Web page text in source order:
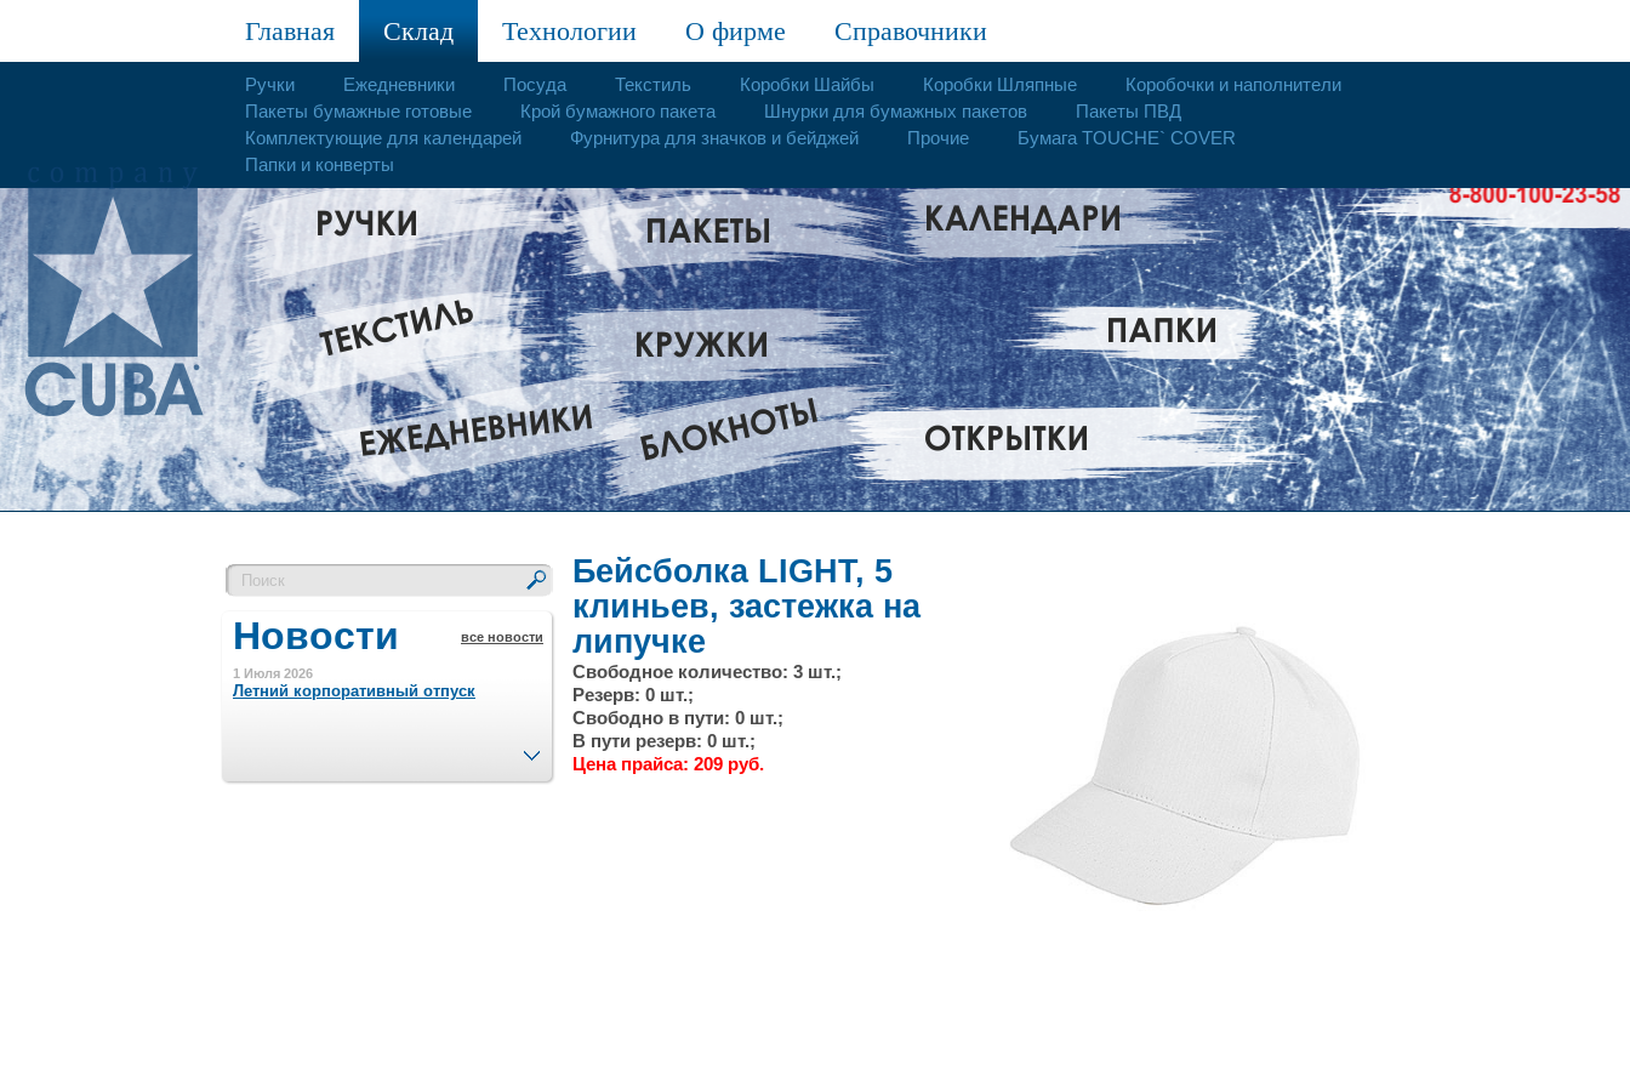
Главная Склад Технологии О фирме Справочники
Ручки Ежедневники Посуда Текстиль Коробки Шайбы Коробки Шляпные
Коробочки и наполнители
Пакеты бумажные готовые
Крой бумажного пакета Шнурки для бумажных пакетов
Пакеты ПВД
Комплектующие для календарей
Фурнитура для значков и бейджей Прочие
Бумага TOUCHE` COVER
Папки и конверты
Новости все новости
1 Июля 2026
Летний корпоративный отпуск
Минимальная сумма заказа 5000 р.
След.
Бейсболка LIGHT, 5
клиньев, застежка на
липучке
Свободное количество: 3 шт.;
Резерв: 0 шт.;
Свободно в пути: 0 шт.;
В пути резерв: 0 шт.;
Цена прайса: 209 руб.